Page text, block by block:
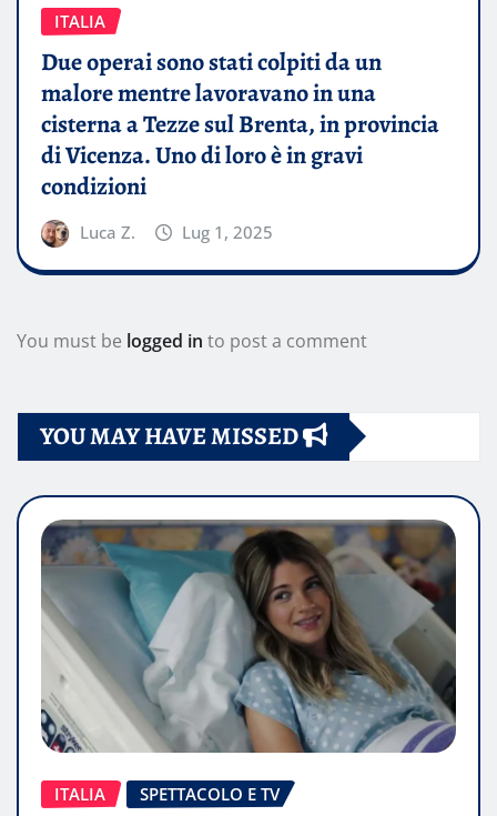
ITALIA
Due operai sono stati colpiti da un
malore mentre lavoravano in una
cisterna a Tezze sul Brenta, in provincia
di Vicenza. Uno di loro è in gravi
condizioni
Luca Z. Lug 1, 2025
You must be logged in to post a comment
YOU MAY HAVE MISSED
ITALIA SPETTACOLO E TV